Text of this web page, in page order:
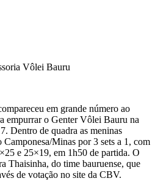
Vôlei Bauru
em grande número ao
empurrar o Genter Vôlei Bauru na
Dentro de quadra as meninas
Camponesa/Minas por 3 sets a 1, com
e 25×19, em 1h50 de partida. O
Thaisinha, do time bauruense, que
de votação no site da CBV.